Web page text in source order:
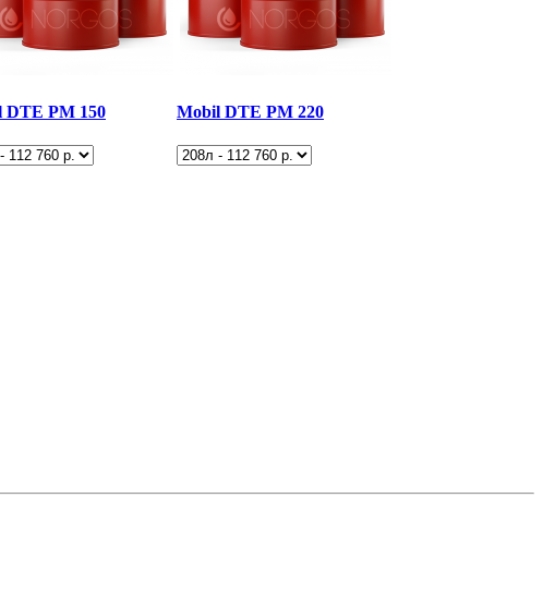
DTE PM 150 Mobil DTE PM 220